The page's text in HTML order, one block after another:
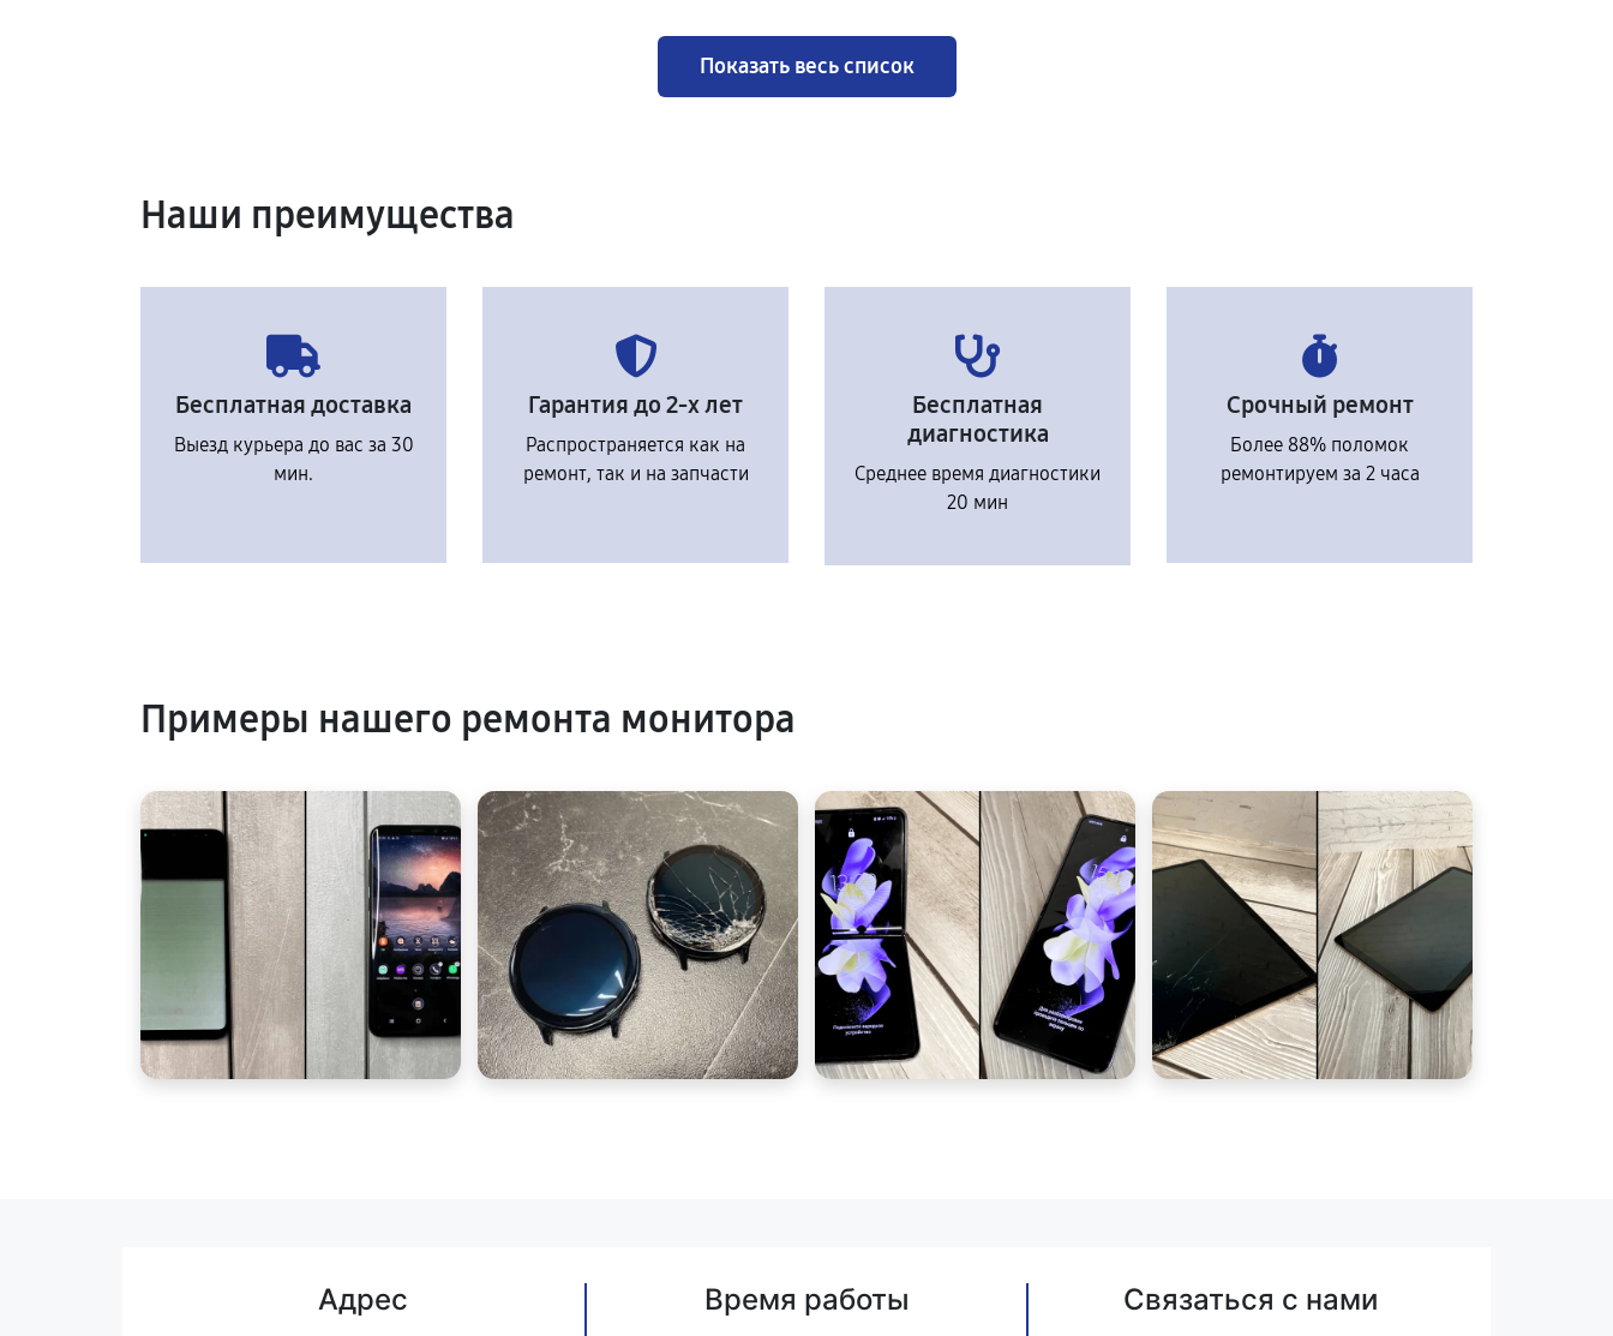
Показать весь список
Наши преимущества
Бесплатная доставка
Выезд курьера до вас за 30
мин.
Гарантия до 2-х лет
Распространяется как на
ремонт, так и на запчасти
Бесплатная
диагностика
Среднее время диагностики
20 мин
Срочный ремонт
Более 88% поломок
ремонтируем за 2 часа
Примеры нашего ремонта монитора
Адрес Время работы Связаться с нами